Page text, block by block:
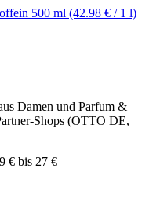
500 ml (42.98 € / 1 l)
Damen und Parfum &
Shops (OTTO DE,
€ bis 27 €